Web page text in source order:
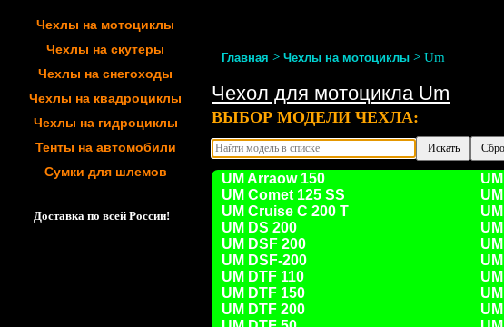
Чехлы на мотоциклы
Чехлы на скутеры
Чехлы на снегоходы
Чехлы на квадроциклы
Чехлы на гидроциклы
Тенты на автомобили
Сумки для шлемов
Доставка по всей России!
Главная > Чехлы на мотоциклы > Um
Чехол для мотоцикла Um
ВЫБОР МОДЕЛИ ЧЕХЛА:
UM Arraow 150
UM Comet 125 SS
UM Cruise C 200 T
UM DS 200
UM DSF 200
UM DSF-200
UM DTF 110
UM DTF 150
UM DTF 200